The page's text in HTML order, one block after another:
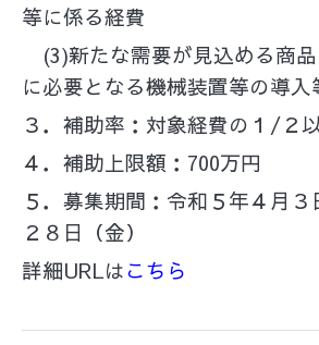
等に係る経費
(3)新たな需要が見込める商
に必要となる機械装置等の導入
３．補助率：対象経費の１/２
４．補助上限額：700万円
５．募集期間：令和５年４月３
２８日（金）
詳細URLはこちら